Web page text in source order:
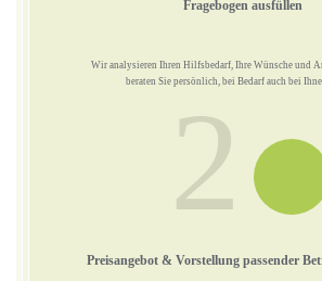
Fragebogen ausfüllen
Wir analysieren Ihren Hilfsbedarf, Ihre Wünsche und
beraten Sie persönlich, bei Bedarf auch bei
2
Preisangebot & Vorstellung passender